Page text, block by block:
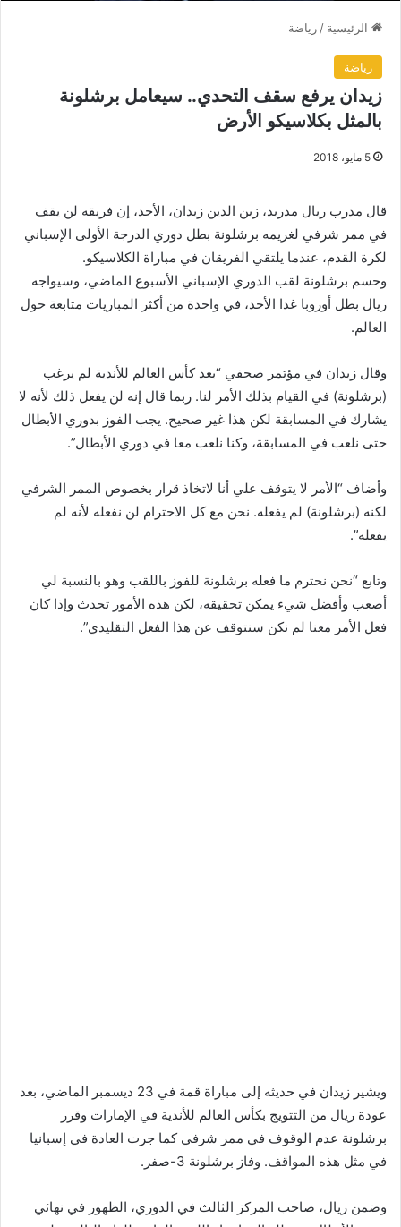
الرئيسية / رياضة
رياضة
زيدان يرفع سقف التحدي.. سيعامل برشلونة
بالمثل بكلاسيكو الأرض
5 مايو، 2018
قال مدرب ريال مدريد، زين الدين زيدان، الأحد، إن فريقه لن يقف
في ممر شرفي لغريمه برشلونة بطل دوري الدرجة الأولى الإسباني
لكرة القدم، عندما يلتقي الفريقان في مباراة الكلاسيكو.
وحسم برشلونة لقب الدوري الإسباني الأسبوع الماضي، وسيواجه
ريال بطل أوروبا غدا الأحد، في واحدة من أكثر المباريات متابعة حول
العالم.
وقال زيدان في مؤتمر صحفي “بعد كأس العالم للأندية لم يرغب
(برشلونة) في القيام بذلك الأمر لنا. ربما قال إنه لن يفعل ذلك لأنه لا
يشارك في المسابقة لكن هذا غير صحيح. يجب الفوز بدوري الأبطال
حتى نلعب في المسابقة، وكنا نلعب معا في دوري الأبطال”.
وأضاف “الأمر لا يتوقف علي أنا لاتخاذ قرار بخصوص الممر الشرفي
لكنه (برشلونة) لم يفعله. نحن مع كل الاحترام لن نفعله لأنه لم
يفعله”.
وتابع “نحن نحترم ما فعله برشلونة للفوز باللقب وهو بالنسبة لي
أصعب وأفضل شيء يمكن تحقيقه، لكن هذه الأمور تحدث وإذا كان
فعل الأمر معنا لم نكن سنتوقف عن هذا الفعل التقليدي”.
ويشير زيدان في حديثه إلى مباراة قمة في 23 ديسمبر الماضي، بعد
عودة ريال من التتويج بكأس العالم للأندية في الإمارات وقرر
برشلونة عدم الوقوف في ممر شرفي كما جرت العادة في إسبانيا
في مثل هذه المواقف. وفاز برشلونة 3-صفر.
وضمن ريال، صاحب المركز الثالث في الدوري، الظهور في نهائي